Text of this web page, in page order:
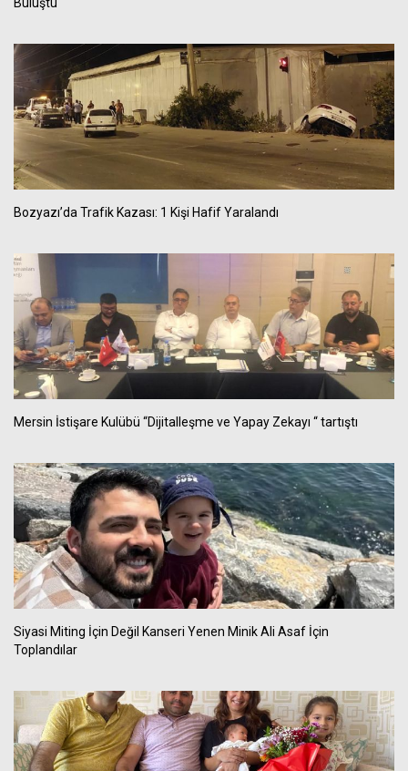
Bozyazı’da Trafik Kazası: 1 Kişi Hafif Yaralandı
Mersin İstişare Kulübü “Dijitalleşme ve Yapay Zekayı “ tartıştı
Siyasi Miting İçin Değil Kanseri Yenen Minik Ali Asaf İçin
Toplandılar